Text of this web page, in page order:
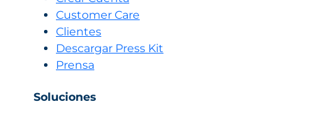
Customer Care
Clientes
Descargar Press Kit
Prensa
Soluciones